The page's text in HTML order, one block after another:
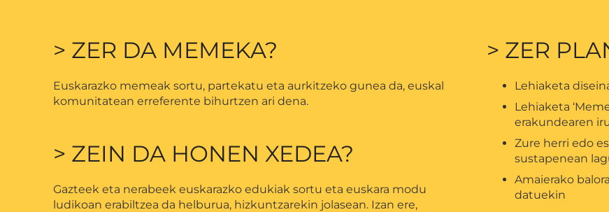
> ZER DA MEMEKA?
Euskarazko memeak sortu, partekatu eta aurkitzeko gunea da, euskal
komunitatean erreferente bihurtzen ari dena.
> ZEIN DA HONEN XEDEA?
Gazteek eta nerabeek euskarazko edukiak sortu eta euskara modu
ludikoan erabiltzea da helburua, hizkuntzarekin jolasean. Izan ere,
> ZER
Lehiaketa
Lehiaketa
erakundearen
Zure herri edo
sustapenean
Amaierako
datuekin